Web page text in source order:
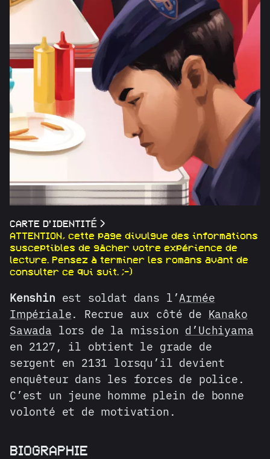
CARTE D’IDENTITÉ >
ATTENTION, cette page divulgue des informations
susceptibles de gâcher votre expérience de
lecture. Pensez à terminer les romans avant de
consulter ce qui suit. ;-)
Kenshin est soldat dans l’Armée
Impériale. Recrue aux côté de Kanako
Sawada lors de la mission d’Uchiyama
en 2127, il obtient le grade de
sergent en 2131 lorsqu’il devient
enquêteur dans les forces de police.
C’est un jeune homme plein de bonne
volonté et de motivation.
BIOGRAPHIE